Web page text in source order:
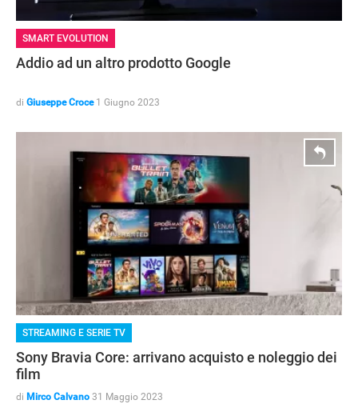
SMART EVOLUTION
Addio ad un altro prodotto Google
di Giuseppe Croce 1 Giugno 2023
STREAMING E SERIE TV
Sony Bravia Core: arrivano acquisto e noleggio dei
film
di Mirco Calvano 31 Maggio 2023